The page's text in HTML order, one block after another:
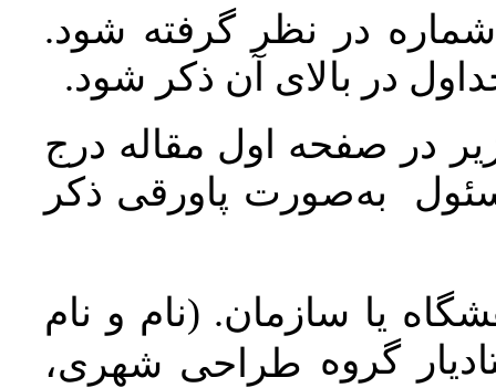
در نظر گرفته شود.
در بالای آن ذکر شود.
در صفحه اول مقاله درج
به‌صورت پاورقی ذکر
یا سازمان. (نام و نام
گروه طراحی شهری،